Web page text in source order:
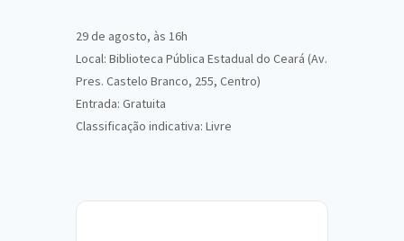
29 de agosto, às 16h
Local: Biblioteca Pública Estadual do Ceará (Av.
Pres. Castelo Branco, 255, Centro)
Entrada: Gratuita
Classificação indicativa: Livre